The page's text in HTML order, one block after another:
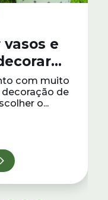
e
com muito
de
o...